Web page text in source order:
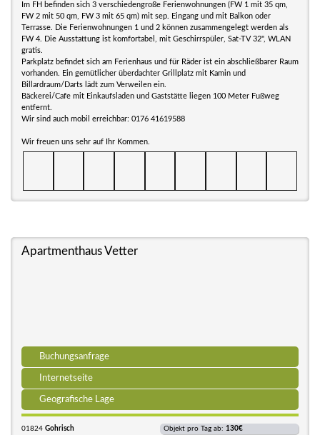
Im FH befinden sich 3 verschiedengroße Ferienwohnungen (FW 1 mit 35 qm,
FW 2 mit 50 qm, FW 3 mit 65 qm) mit sep. Eingang und mit Balkon oder
Terrasse. Die Ferienwohnungen 1 und 2 können zusammengelegt werden als
FW 4. Die Ausstattung ist komfortabel, mit Geschirrspüler, Sat-TV 32", WLAN
gratis.
Parkplatz befindet sich am Ferienhaus und für Räder ist ein abschließbarer Raum
vorhanden. Ein gemütlicher überdachter Grillplatz mit Kamin und
Billardraum/Darts lädt zum Verweilen ein.
Bäckerei/Cafe mit Einkaufsladen und Gaststätte liegen 100 Meter Fußweg
entfernt.
Wir sind auch mobil erreichbar: 0176 41619588
Wir freuen uns sehr auf Ihr Kommen.
Apartmenthaus Vetter
Buchungsanfrage
Internetseite
Geografische Lage
01824 Gohrisch
Objekt pro Tag ab: 130€